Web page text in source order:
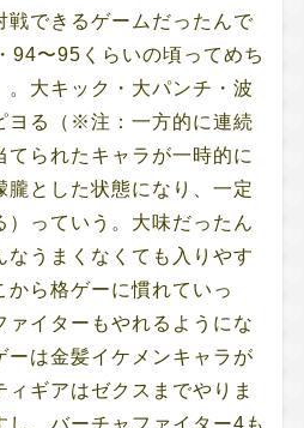
戦できるゲームだったんで
94〜95くらいの頃ってめち
。大キック・大パンチ・波
ヨる（※注：一方的に連続
てられたキャラが一時的に
朧とした状態になり、一定
）っていう。大味だったん
なうまくなくても入りやす
ら格ゲーに慣れていっ
ァイターもやれるようにな
ーは金髪イケメンキャラが
ギアはゼクスまでやりま
し、バーチャファイター4も